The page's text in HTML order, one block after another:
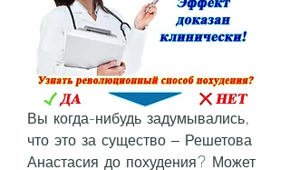
Вы когда-нибудь задумывались,
что это за существо – Решетова
Анастасия до похудения? Может